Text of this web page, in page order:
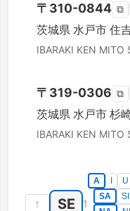
〒 310-0844 ⧉
茨城県 水戸市 住
IBARAKI KEN MITO
〒 319-0306 ⧉
茨城県 水戸市 杉
IBARAKI KEN MITO
↑ SE 1
A U
SA
SI